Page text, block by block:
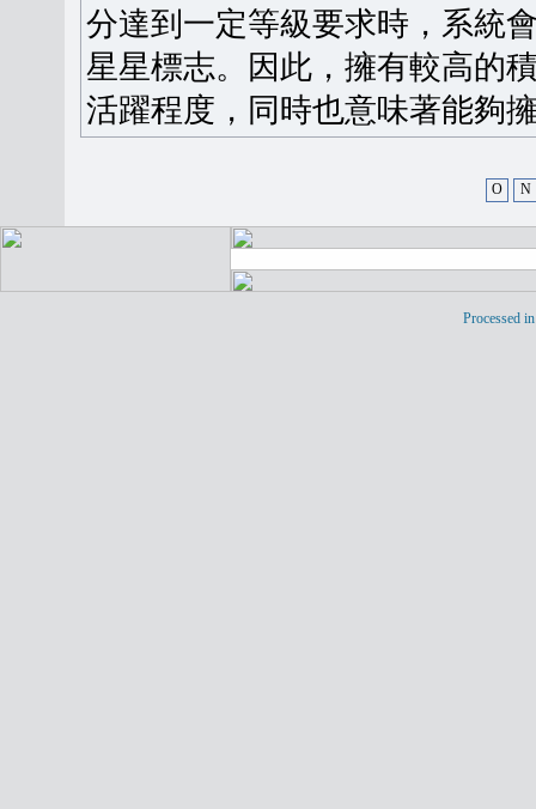
分達到一定等級要求時，系統
星星標志。因此，擁有較高的
活躍程度，同時也意味著能夠
O N
Processed